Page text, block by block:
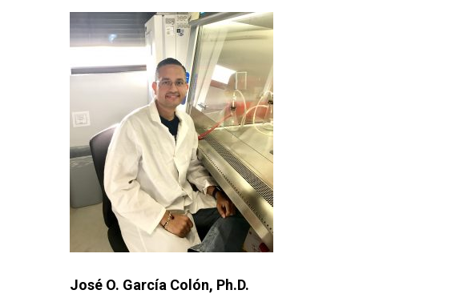
José O. García Colón, Ph.D.